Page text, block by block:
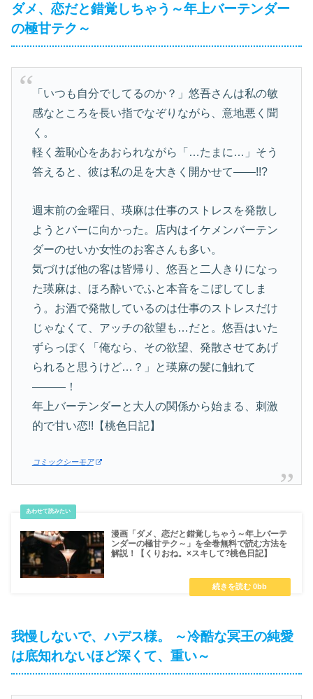
ダメ、恋だと錯覚しちゃう～年上バーテンダー
の極甘テク～
「いつも自分でしてるのか？」悠吾さんは私の敏
感なところを長い指でなぞりながら、意地悪く聞
く。
軽く羞恥心をあおられながら「…たまに…」そう
答えると、彼は私の足を大きく開かせて――!!?
週末前の金曜日、瑛麻は仕事のストレスを発散し
ようとバーに向かった。店内はイケメンバーテン
ダーのせいか女性のお客さんも多い。
気づけば他の客は皆帰り、悠吾と二人きりになっ
た瑛麻は、ほろ酔いでふと本音をこぼしてしま
う。お酒で発散しているのは仕事のストレスだけ
じゃなくて、アッチの欲望も…だと。悠吾はいた
ずらっぽく「俺なら、その欲望、発散させてあげ
られると思うけど…？」と瑛麻の髪に触れて
―――！
年上バーテンダーと大人の関係から始まる、刺激
的で甘い恋!!【桃色日記】
コミックシーモア
漫画「ダメ、恋だと錯覚しちゃう～年上バーテ
ンダーの極甘テク～」を全巻無料で読む方法を
解説！【くりおね。×スキして?桃色日記】
我慢しないで、ハデス様。 ～冷酷な冥王の純愛
は底知れないほど深くて、重い～